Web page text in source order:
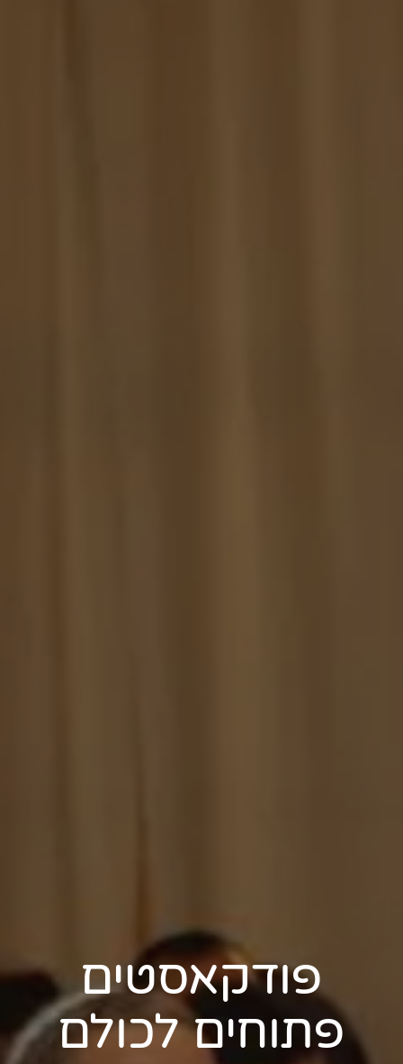
פודקאסטים
פתוחים לכולם